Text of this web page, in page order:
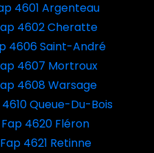
4601 Argenteau
4602 Cheratte
4606 Saint-André
4607 Mortroux
4608 Warsage
Queue-Du-Bois
4620 Fléron
4621 Retinne